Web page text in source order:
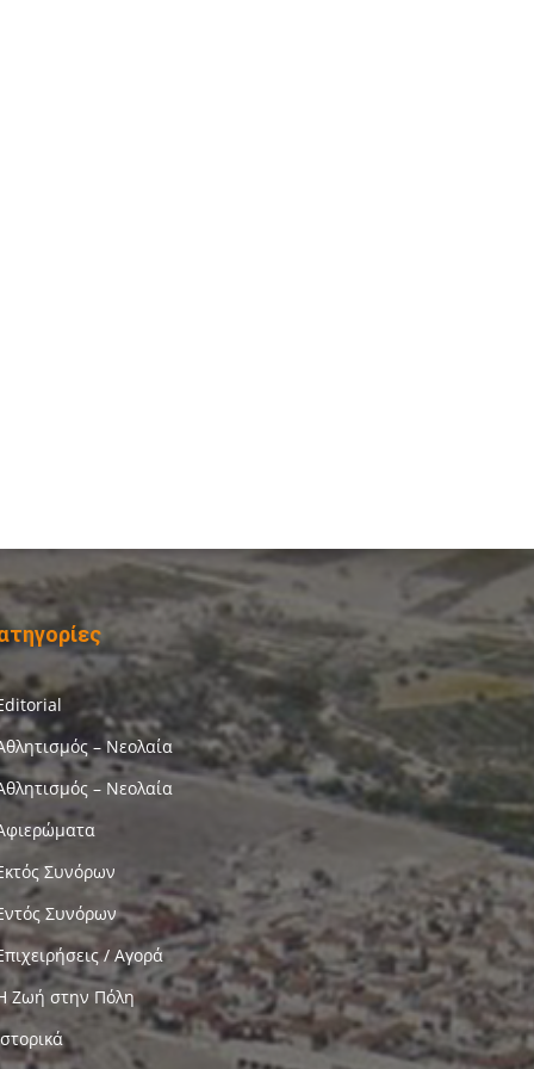
– Νεολαία
– Νεολαία
Συνόρων
Συνόρων
/ Αγορά
Ζωή στην Πόλη